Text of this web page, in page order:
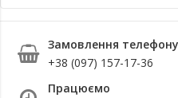
Замовлення телефону
+38 (097) 157-17-36
Працюємо